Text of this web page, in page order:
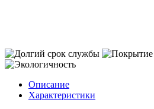
Описание
Характеристики